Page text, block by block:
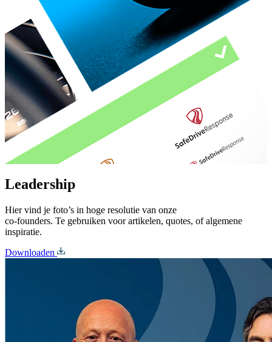
Leadership
Hier vind je foto’s in hoge resolutie van onze
co-founders. Te gebruiken voor artikelen, quotes, of algemene
inspiratie.
Downloaden